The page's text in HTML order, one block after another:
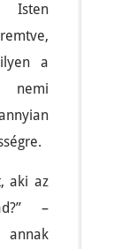
Isten
a
aki az
–
annak